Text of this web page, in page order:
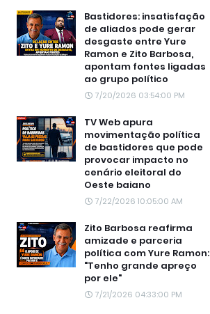
PORTAL
Bastidores: insatisfação
de aliados pode gerar
desgaste entre Yure
Ramon e Zito Barbosa,
apontam fontes ligadas
ao grupo político
7/20/2026 03:54:00 PM
TV Web apura
movimentação política
de bastidores que pode
provocar impacto no
cenário eleitoral do
Oeste baiano
7/22/2026 10:05:00 AM
Zito Barbosa reafirma
amizade e parceria
política com Yure Ramon:
"Tenho grande apreço
por ele"
7/21/2026 04:33:00 PM